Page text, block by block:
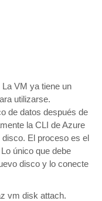
VM ya tiene un
utilizarse.
de datos después de
la CLI de Azure
El proceso es el
único que debe
disco y lo conecte
vm disk attach.